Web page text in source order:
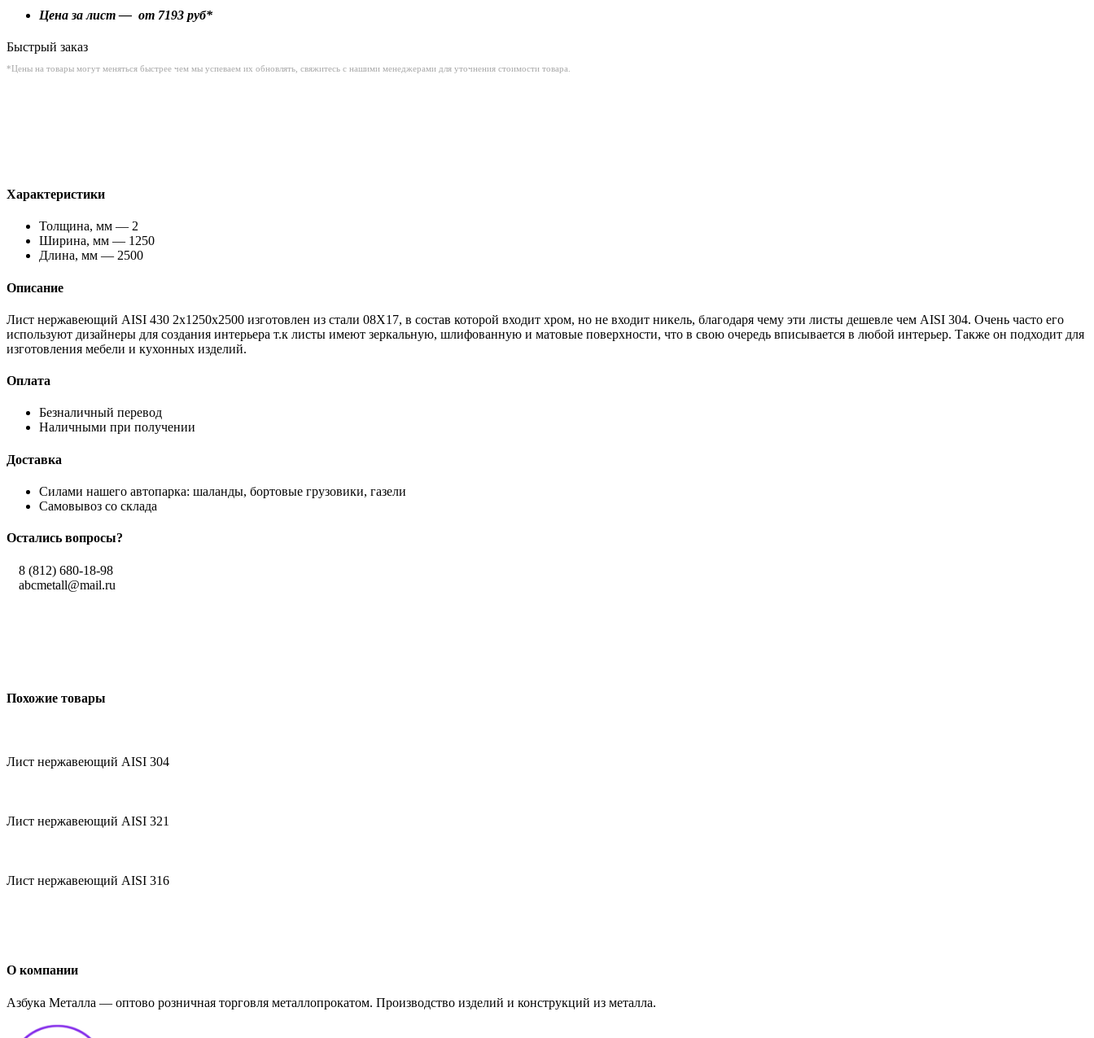
Цена за лист — от 7193 руб*
Быстрый заказ
*Цены на товары могут меняться быстрее чем мы успеваем их обновлять, свяжитесь с нашими менеджерами для уточнения стоимости товара.
Характеристики
Толщина, мм — 2
Ширина, мм — 1250
Длина, мм — 2500
Описание
Лист нержавеющий AISI 430 2x1250x2500 изготовлен из стали 08Х17, в состав которой входит хром, но не входит никель, благодаря чему эти листы дешевле чем АISI 304. Очень часто его
используют дизайнеры для создания интерьера т.к листы имеют зеркальную, шлифованную и матовые поверхности, что в свою очередь вписывается в любой интерьер. Также он подходит для
изготовления мебели и кухонных изделий.
Оплата
Безналичный перевод
Наличными при получении
Доставка
Силами нашего автопарка: шаланды, бортовые грузовики, газели
Самовывоз со склада
Остались вопросы?
8 (812) 680-18-98
abcmetall@mail.ru
Похожие товары
Лист нержавеющий AISI 304
Лист нержавеющий AISI 321
Лист нержавеющий AISI 316
О компании
Азбука Металла — оптово розничная торговля металлопрокатом. Производство изделий и конструкций из металла.